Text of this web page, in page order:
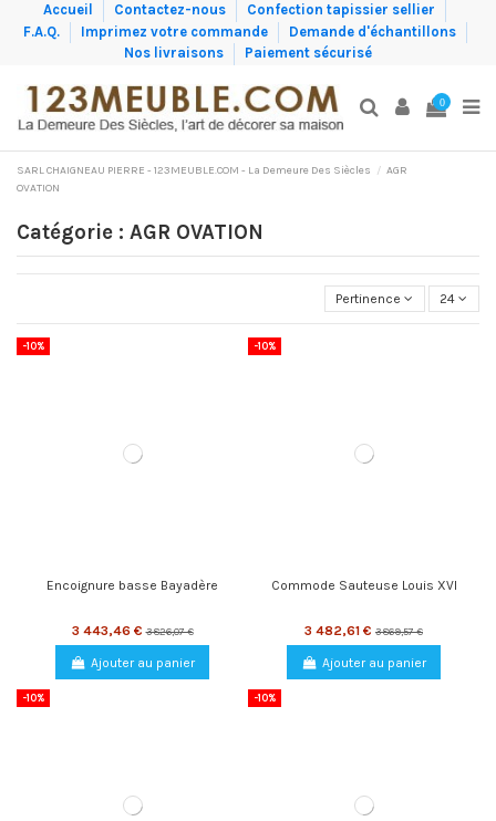
Accueil Contactez-nous
Confection tapissier sellier
F.A.Q.
Imprimez votre commande
Demande d'échantillons
Nos livraisons
Paiement sécurisé
0
SARL CHAIGNEAU PIERRE - 123MEUBLE.COM - La Demeure Des Siècles
AGR
OVATION
Catégorie : AGR OVATION
Pertinence 24
-10%
Encoignure basse Bayadère
3 443,46 € 3 826,07 €
Ajouter au panier
-10%
Commode Sauteuse Louis XVI
3 482,61 € 3 869,57 €
Ajouter au panier
-10% -10%